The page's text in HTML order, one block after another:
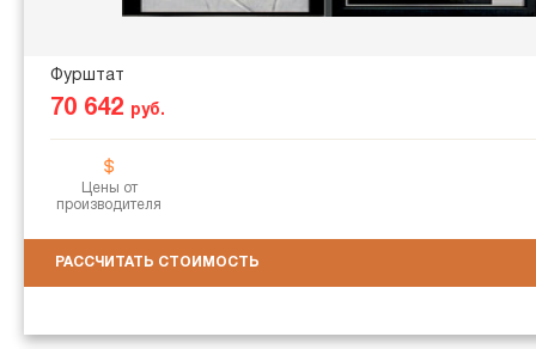
Фурштат
70 642 руб.
Цены от
производителя
РАССЧИТАТЬ СТОИМОСТЬ